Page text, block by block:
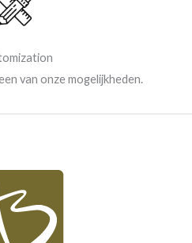
van onze mogelijkheden.